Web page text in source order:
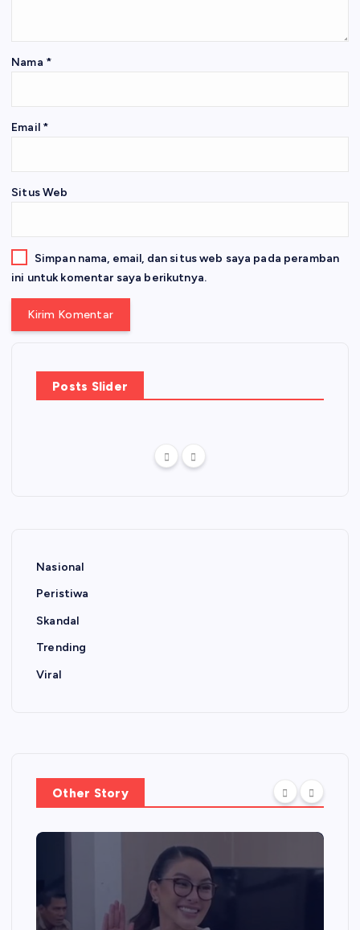
Nama *
Email *
Situs Web
Simpan nama, email, dan situs web saya pada peramban
ini untuk komentar saya berikutnya.
Posts Slider
Nasional
Peristiwa
Skandal
Trending
Viral
Other Story